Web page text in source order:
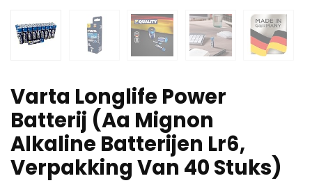
Varta Longlife Power
Batterij (Aa Mignon
Alkaline Batterijen Lr6,
Verpakking Van 40 Stuks)